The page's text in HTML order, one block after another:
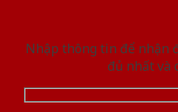
Nhập thông tin để nhận
đủ nhất và